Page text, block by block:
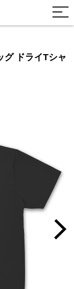
グ ドライTシャ